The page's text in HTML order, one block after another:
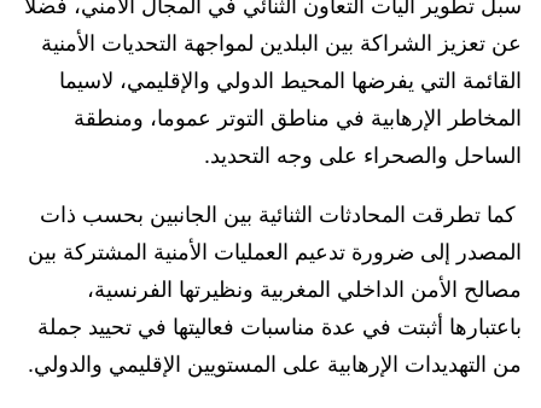
عن تعزيز الشراكة بين البلدين لمواجهة التحديات الأمنية
القائمة التي يفرضها المحيط الدولي والإقليمي، لاسيما
المخاطر الإرهابية في مناطق التوتر عموما، ومنطقة
الساحل والصحراء على وجه التحديد.
كما تطرقت المحادثات الثنائية بين الجانبين بحسب ذات
المصدر إلى ضرورة تدعيم العمليات الأمنية المشتركة بين
مصالح الأمن الداخلي المغربية ونظيرتها الفرنسية،
باعتبارها أثبتت في عدة مناسبات فعاليتها في تحييد جملة
من التهديدات الإرهابية على المستويين الإقليمي والدولي.